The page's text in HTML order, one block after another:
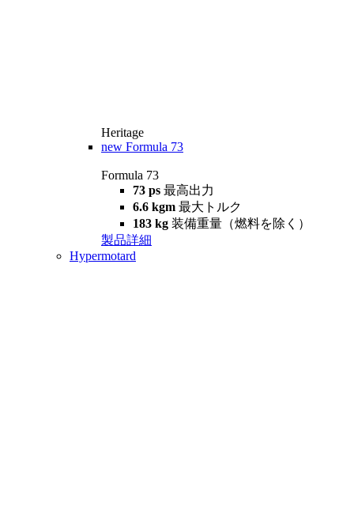
Heritage
new Formula 73
Formula 73
73 ps 最高出力
6.6 kgm 最大トルク
183 kg 装備重量（燃料を除く）
製品詳細
Hypermotard